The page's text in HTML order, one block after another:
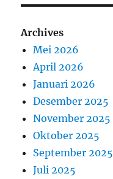
Archives
Mei 2026
April 2026
Januari 2026
Desember 2025
November 2025
Oktober 2025
September 2025
Juli 2025